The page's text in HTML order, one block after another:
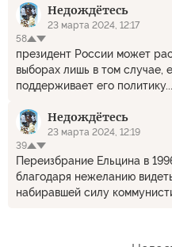
Недождётесь
23 марта 2024, 12:17
58
президент России может
выборах лишь в том случае,
поддерживает его
канцлеров.Недождётесь
23 марта 2024, 12:19
39
Переизбрание Ельцина в
благодаря нежеланию
набиравшей силу